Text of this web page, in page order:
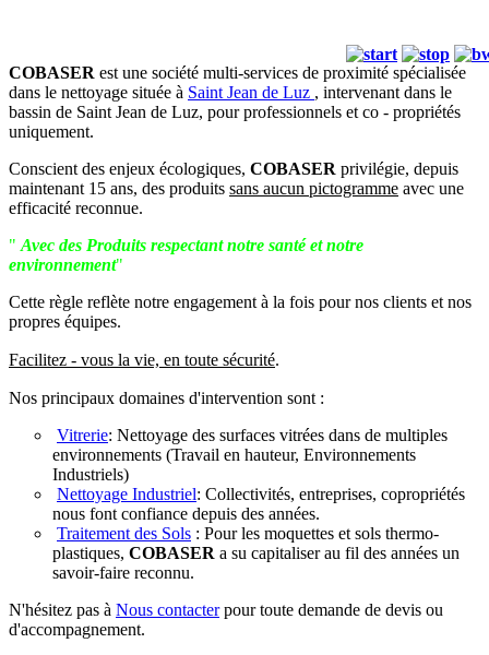
COBASER est une société multi-services de proximité spécialisée
dans le nettoyage située à Saint Jean de Luz , intervenant dans le
bassin de Saint Jean de Luz, pour professionnels et co - propriétés
uniquement.
Conscient des enjeux écologiques, COBASER privilégie, depuis
maintenant 15 ans, des produits sans aucun pictogramme avec une
efficacité reconnue.
" Avec des Produits respectant notre santé et notre
environnement"
Cette règle reflète notre engagement à la fois pour nos clients et nos
propres équipes.
Facilitez - vous la vie, en toute sécurité.
Nos principaux domaines d'intervention sont :
Vitrerie: Nettoyage des surfaces vitrées dans de multiples
environnements (Travail en hauteur, Environnements
Industriels)
Nettoyage Industriel: Collectivités, entreprises, copropriétés
nous font confiance depuis des années.
Traitement des Sols : Pour les moquettes et sols thermo-
plastiques, COBASER a su capitaliser au fil des années un
savoir-faire reconnu.
N'hésitez pas à Nous contacterpour toute demande de devis ou
d'accompagnement.